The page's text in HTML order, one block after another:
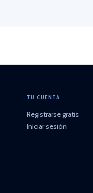
TU CUENTA
Registrarse gratis
Iniciar sesión